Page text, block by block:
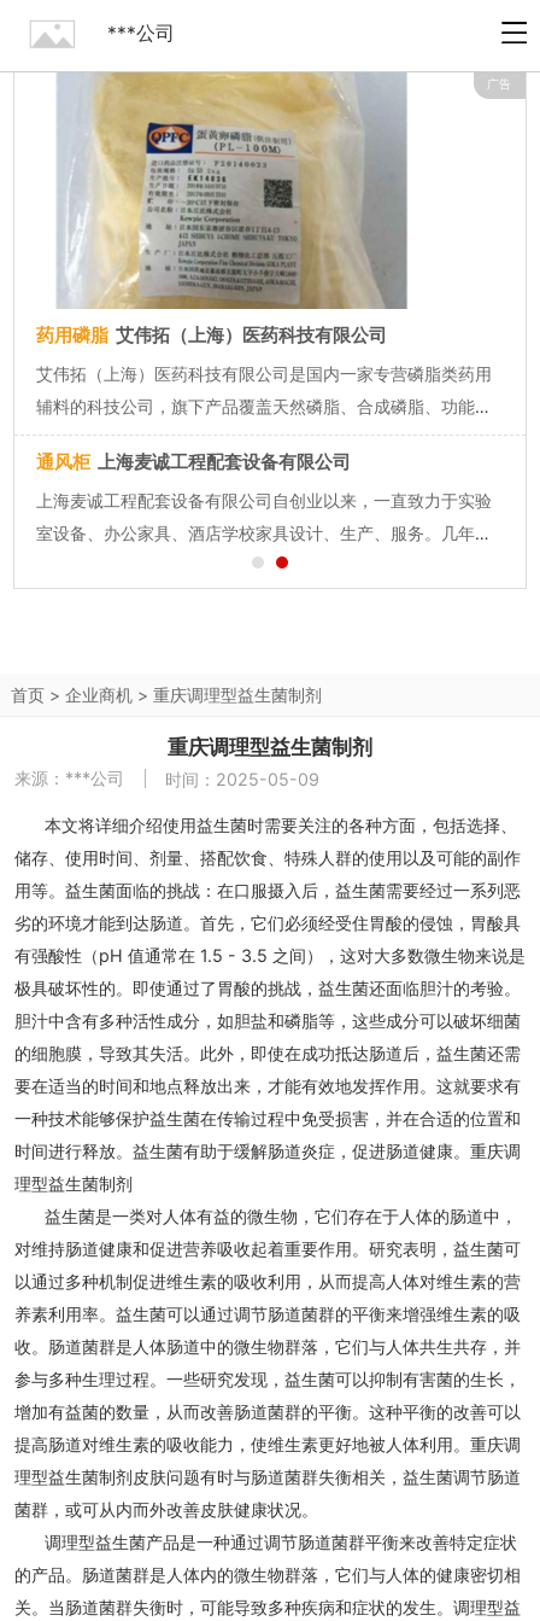
***公司
广告
药用磷脂 艾伟拓（上海）医药科技有限公司
艾伟拓（上海）医药科技有限公司是国内一家专营磷脂类药用
辅料的科技公司，旗下产品覆盖天然磷脂、合成磷脂、功能化
磷脂等细分领域，并提供诸如油酸、油酸钠、胆固醇等相关辅
料产品。专注脂质体、脂肪乳、微纳米靶向制剂等递药体系，
是国内药企、高校、研究所...
通风柜 上海麦诚工程配套设备有限公司
上海麦诚工程配套设备有限公司自创业以来，一直致力于实验
室设备、办公家具、酒店学校家具设计、生产、服务。几年来
公司发展迅速，为更专业地服务实验室方面的客户，总公司重
首页> 企业商机> 重庆调理型益生菌制剂
重庆调理型益生菌制剂
来源： ***公司 时间：2025-05-09
本文将详细介绍使用益生菌时需要关注的各种方面，包括选择、
储存、使用时间、剂量、搭配饮食、特殊人群的使用以及可能的副作
用等。益生菌面临的挑战：在口服摄入后，益生菌需要经过一系列恶
劣的环境才能到达肠道。首先，它们必须经受住胃酸的侵蚀，胃酸具
有强酸性（pH 值通常在 1.5 - 3.5 之间），这对大多数微生物来说是
极具破坏性的。即使通过了胃酸的挑战，益生菌还面临胆汁的考验。
胆汁中含有多种活性成分，如胆盐和磷脂等，这些成分可以破坏细菌
的细胞膜，导致其失活。此外，即使在成功抵达肠道后，益生菌还需
要在适当的时间和地点释放出来，才能有效地发挥作用。这就要求有
一种技术能够保护益生菌在传输过程中免受损害，并在合适的位置和
时间进行释放。益生菌有助于缓解肠道炎症，促进肠道健康。重庆调
理型益生菌制剂
益生菌是一类对人体有益的微生物，它们存在于人体的肠道中，
对维持肠道健康和促进营养吸收起着重要作用。研究表明，益生菌可
以通过多种机制促进维生素的吸收利用，从而提高人体对维生素的营
养素利用率。益生菌可以通过调节肠道菌群的平衡来增强维生素的吸
收。肠道菌群是人体肠道中的微生物群落，它们与人体共生共存，并
参与多种生理过程。一些研究发现，益生菌可以抑制有害菌的生长，
增加有益菌的数量，从而改善肠道菌群的平衡。这种平衡的改善可以
提高肠道对维生素的吸收能力，使维生素更好地被人体利用。重庆调
理型益生菌制剂皮肤问题有时与肠道菌群失衡相关，益生菌调节肠道
菌群，或可从内而外改善皮肤健康状况。
调理型益生菌产品是一种通过调节肠道菌群平衡来改善特定症状
的产品。肠道菌群是人体内的微生物群落，它们与人体的健康密切相
关。当肠道菌群失衡时，可能导致多种疾病和症状的发生。调理型益